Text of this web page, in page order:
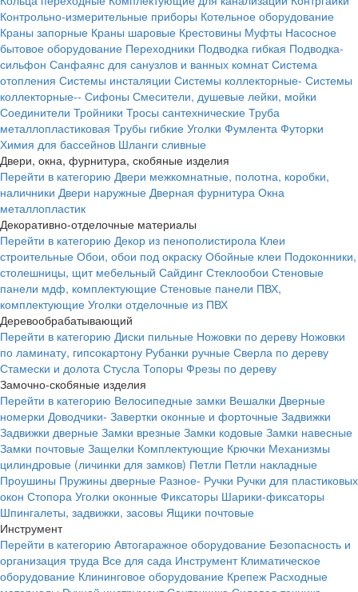
Контрольно-измерительные приборы Котельное оборудование
Краны запорные Краны шаровые Крестовины Муфты Насосное
бытовое оборудование Переходники Подводка гибкая Подводка-
сильфон Санфаянс для санузлов и ванных комнат Система
отопления Системы инсталяции Системы коллекторные- Системы
коллекторные-- Сифоны Смесители, душевые лейки, мойки
Соединители Тройники Тросы сантехнические Труба
металлопластиковая Трубы гибкие Уголки Фумлента Футорки
Химия для бассейнов Шланги сливные
Двери, окна, фурнитура, скобяные изделия
Перейти в категорию Двери межкомнатные, полотна, коробки,
наличники Двери наружные Дверная фурнитура Окна
металлопластик
Декоративно-отделочные материалы
Перейти в категорию Декор из пенополистирола Клеи
строительные Обои, обои под окраску Обойные клеи Подоконники,
столешницы, щит мебельный Сайдинг Стеклообои Стеновые
панели мдф, комплектующие Стеновые панели ПВХ,
комплектующие Уголки отделочные из ПВХ
Деревообрабатывающий
Перейти в категорию Диски пильные Ножовки по дереву Ножовки
по ламинату, гипсокартону Рубанки ручные Сверла по дереву
Стамески и долота Стусла Топоры Фрезы по дереву
Замочно-скобяные изделия
Перейти в категорию Велосипедные замки Вешалки Дверные
номерки Доводчики- Завертки оконные и форточные Задвижки
Задвижки дверные Замки врезные Замки кодовые Замки навесные
Замки почтовые Защелки Комплектующие Крючки Механизмы
цилиндровые (личинки для замков) Петли Петли накладные
Проушины Пружины дверные Разное- Ручки Ручки для пластиковых
окон Стопора Уголки оконные Фиксаторы Шарики-фиксаторы
Шпингалеты, задвижки, засовы Ящики почтовые
Инструмент
Перейти в категорию Автогаражное оборудование Безопасность и
организация труда Все для сада Инструмент Климатическое
оборудование Клининговое оборудование Крепеж Расходные